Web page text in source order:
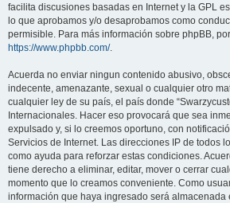
facilita discusiones basadas en Internet y la GPL
lo que aprobamos y/o desaprobamos como
permisible. Para más información sobre phpBB,
https://www.phpbb.com/.
Acuerda no enviar ningun contenido abusivo,
indecente, amenazante, sexual o cualquier otro
cualquier ley de su país, el país donde
Internacionales. Hacer eso provocará que sea
expulsado y, si lo creemos oportuno, con
Servicios de Internet. Las direcciones IP de todos
como ayuda para reforzar estas condiciones.
tiene derecho a eliminar, editar, mover o cerrar
momento que lo creamos conveniente. Como
información que haya ingresado será almacenada